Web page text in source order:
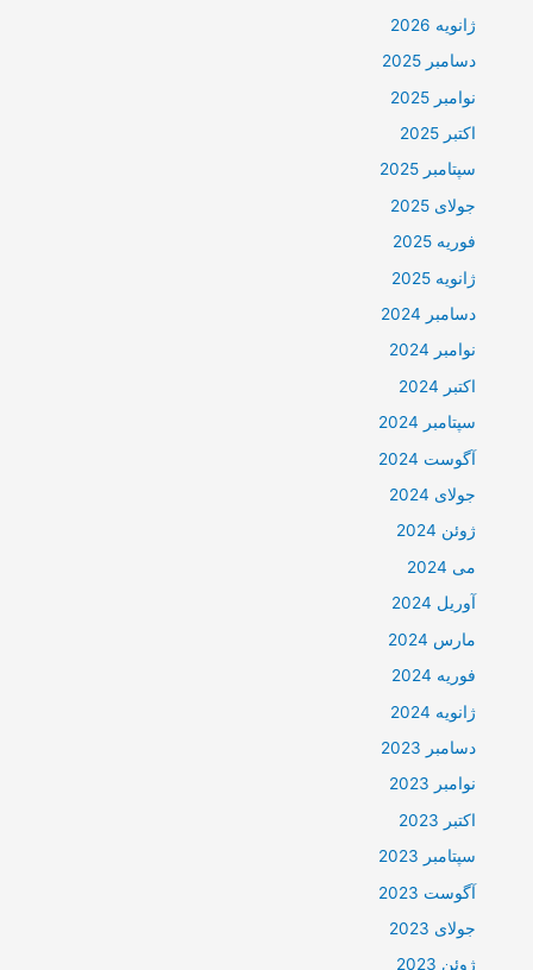
ژانویه 2026
دسامبر 2025
نوامبر 2025
اکتبر 2025
سپتامبر 2025
جولای 2025
فوریه 2025
ژانویه 2025
دسامبر 2024
نوامبر 2024
اکتبر 2024
سپتامبر 2024
آگوست 2024
جولای 2024
ژوئن 2024
می 2024
آوریل 2024
مارس 2024
فوریه 2024
ژانویه 2024
دسامبر 2023
نوامبر 2023
اکتبر 2023
سپتامبر 2023
آگوست 2023
جولای 2023
ژوئن 2023